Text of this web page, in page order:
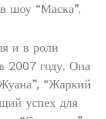
шоу “Маска”.
и в роли
2007 году. Она
“Жаркий
успех для